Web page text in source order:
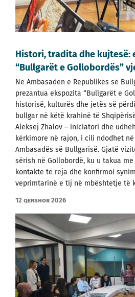
Histori, tradita dhe kujtesë:
“Bullgarët e Gollobordës”
Në Ambasadën e Republikës së
prezantua ekspozita “Bullgarët e
historisë, kulturës dhe jetës së
bullgar në këtë krahinë të
Aleksej Zhalov – iniciatori dhe
kërkimore në rajon, i cili ndodhet
Ambasadës së Bullgarisë. Gjatë
sërish në Gollobordë, ku u takua
kontakte të reja dhe konfirmoi
veprimtarinë e tij në mbështetje të
12 qershor 2026